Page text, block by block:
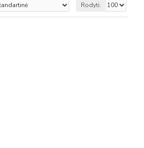
Rodyti: